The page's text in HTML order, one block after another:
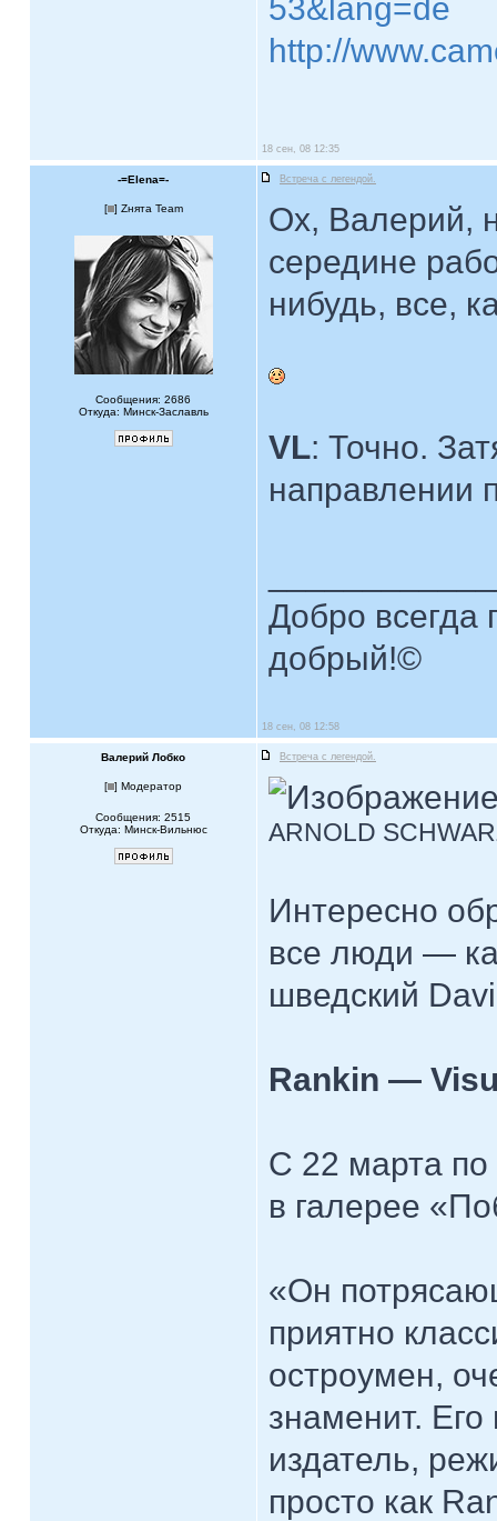
53&lang=de
http://
18 сен, 08 12:35
-=Elena=- Встреча с легендой.
[ ] Zнята Team
Сообщения: 2686
Откуда: Минск-Заславль
Ох, Валерий,
середине
нибудь, все,
VL: Точно.
направлении
Добро всегда
добрый!©
18 сен, 08 12:58
Валерий Лобко Встреча с легендой.
[ ] Модератор
Сообщения: 2515
Откуда: Минск-Вильнюс
ARNOLD
Интересно
все люди —
шведский
Rankin —
С 22 марта по
в галерее
«Он
приятно
остроумен,
знаменит.
издатель,
просто как